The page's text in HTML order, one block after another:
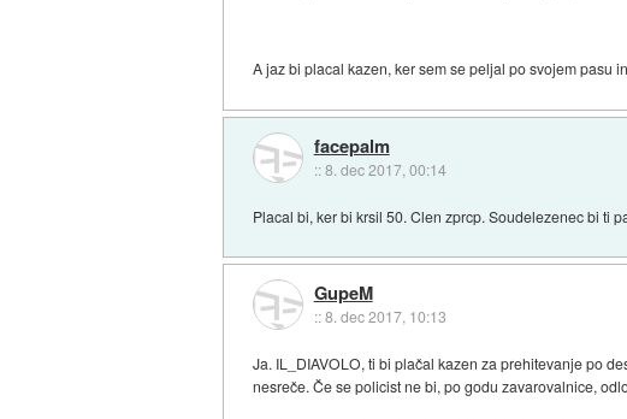
A jaz bi placal kazen, ker sem se peljal po svojem pasu
facepalm
::8. dec 2017, 00:14
Placal bi, ker bi krsil 50. Clen zprcp. Soudelezenec bi ti
GupeM
::8. dec 2017, 10:13
Ja. IL_DIAVOLO, ti bi plačal kazen za prehitevanje po
nesreče. Če se policist ne bi, po godu zavarovalnice,